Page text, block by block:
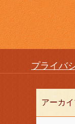
プライバ
アーカ